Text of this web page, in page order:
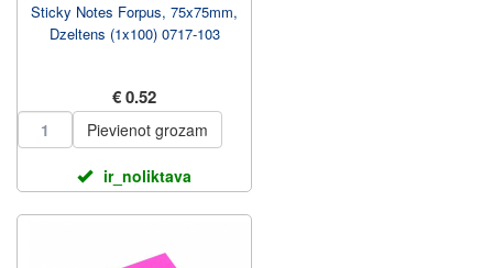
Sticky Notes Forpus, 75x75mm,
Dzeltens (1x100) 0717-103
€ 0.52
Pievienot grozam
ir_noliktava